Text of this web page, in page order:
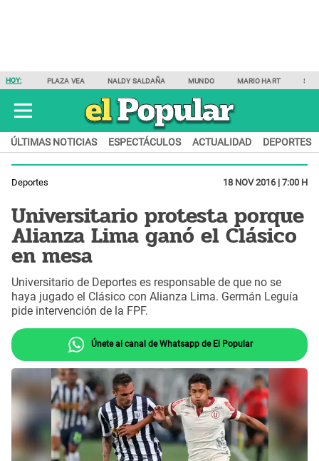
HOY: PLAZA VEA NALDY SALDAÑA MUNDO MARIO HART
ÚLTIMAS NOTICIAS ESPECTÁCULOS ACTUALIDAD DEPORTES
Deportes 18 NOV 2016 | 7:00 H
Universitario protesta porque
Alianza Lima ganó el Clásico
en mesa
Universitario de Deportes es responsable de que no se
haya jugado el Clásico con Alianza Lima. Germán Leguía
pide intervención de la FPF.
Únete al canal de Whatsapp de El Popular